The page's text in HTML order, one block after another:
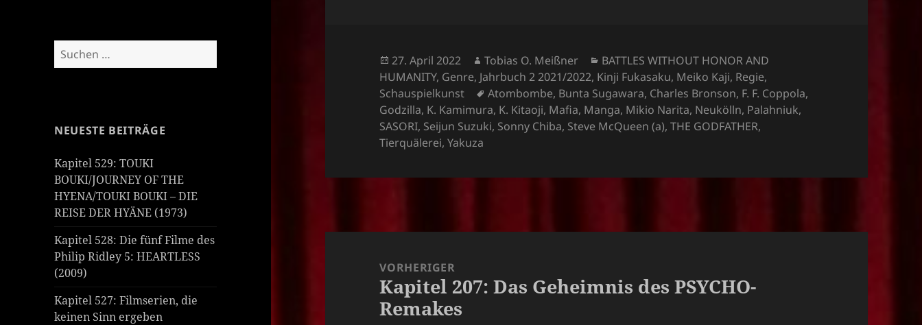
Suchen
nach:
NEUESTE BEITRÄGE
Kapitel 529: TOUKI
BOUKI/JOURNEY OF THE
HYENA/TOUKI BOUKI – DIE
REISE DER HYÄNE (1973)
Kapitel 528: Die fünf Filme des
Philip Ridley 5: HEARTLESS
(2009)
Kapitel 527: Filmserien, die
keinen Sinn ergeben
Veröffentlicht
am
27. April 2022 Autor
Tobias O. Meißner Kategorien
BATTLES WITHOUT HONOR AND
HUMANITY, Genre, Jahrbuch 2 2021/2022, Kinji Fukasaku, Meiko Kaji, Regie,
Schauspielkunst
Schlagwörter
Atombombe, Bunta Sugawara, Charles Bronson, F. F. Coppola,
Godzilla, K. Kamimura, K. Kitaoji, Mafia, Manga, Mikio Narita, Neukölln, Palahniuk,
SASORI, Seijun Suzuki, Sonny Chiba, Steve McQueen (a),THE GODFATHER,
Tierquälerei,Yakuza
VORHERIGER
Vorheriger
Beitrag:
Kapitel 207: Das Geheimnis des PSYCHO-
Remakes